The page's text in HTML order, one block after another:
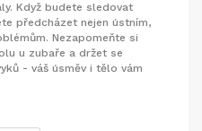
Když budete sledovat
předcházet nejen ústním,
Nezapomeňte si
u zubaře a držet se
- váš úsměv i tělo vám